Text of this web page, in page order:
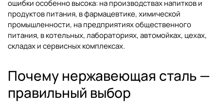
ошибки особенно высока: на производствах напитков и
продуктов питания, в фармацевтике, химической
промышленности, на предприятиях общественного
питания, в котельных, лабораториях, автомойках, цехах,
складах и сервисных комплексах.
Почему нержавеющая сталь —
правильный выбор